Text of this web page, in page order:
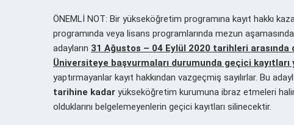
ÖNEMLİ NOT: Bir yükseköğretim programına kayıt hakkı
programında veya lisans programlarında mezun
adayların 31 Ağustos – 04 Eylül 2020 tarihleri arasında
Üniversiteye başvurmaları durumunda geçici kayıtları
yaptırmayanlar kayıt hakkından vazgeçmiş sayılırlar. Bu
tarihine kadar yükseköğretim kurumuna ibraz etmeleri
olduklarını belgelemeyenlerin geçici kayıtları silinecektir.